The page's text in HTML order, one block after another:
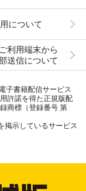
について
利用端末から
送信について
子書籍配信サービス
許諾を得た正規版配
商標（登録番号 第
掲示しているサービス